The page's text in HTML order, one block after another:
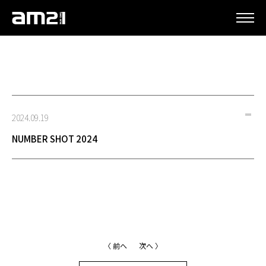
2024.09.19
NUMBER SHOT 2024
〈 前へ 次へ 〉